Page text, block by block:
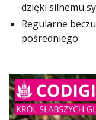
dzięki silnemu
Regularne
pośredniego